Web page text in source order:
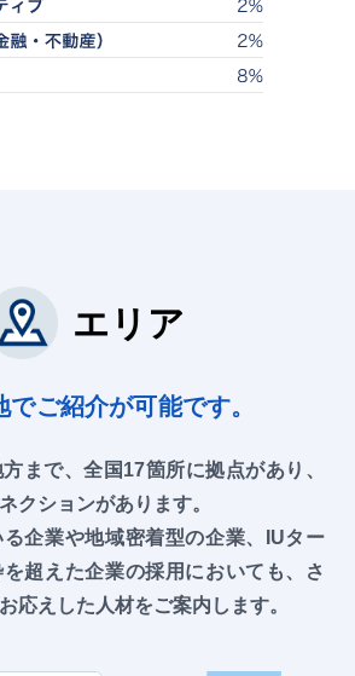
エリア
でご紹介が可能です。
まで、全国17箇所に拠点があり、
クションがあります。
企業や地域密着型の企業、IUター
超えた企業の採用においても、さ
応えした人材をご案内します。